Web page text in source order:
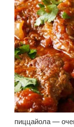
пиццайола —